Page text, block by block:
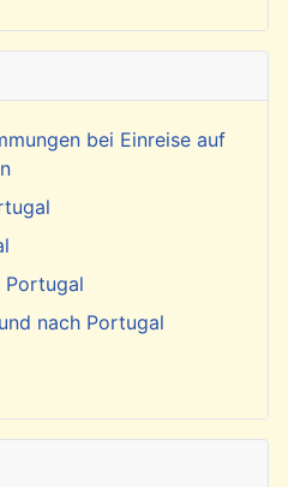
bei Einreise auf
Portugal
nach Portugal